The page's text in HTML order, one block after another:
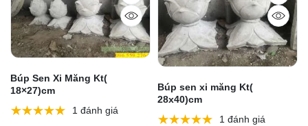
Búp Sen Xi Măng Kt(
18×27)cm
1 đánh giá
Búp sen xi măng Kt(
28x40)cm
1 đánh giá